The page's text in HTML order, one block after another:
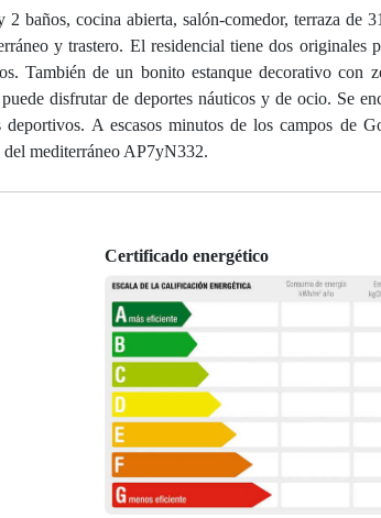
baños, cocina abierta, salón-comedor, terraza de
y trastero. El residencial tiene dos originales
También de un bonito estanque decorativo con
disfrutar de deportes náuticos y de ocio. Se
A escasos minutos de los campos de
mediterráneo AP7yN332.
Certificado energético